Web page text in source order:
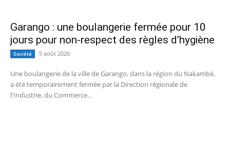
Garango : une boulangerie fermée pour 10
jours pour non-respect des règles d’hygiène
Société 5 août 2026
Une boulangerie de la ville de Garango, dans la région du Nakambé,
a été temporairement fermée par la Direction régionale de
l'Industrie, du Commerce...